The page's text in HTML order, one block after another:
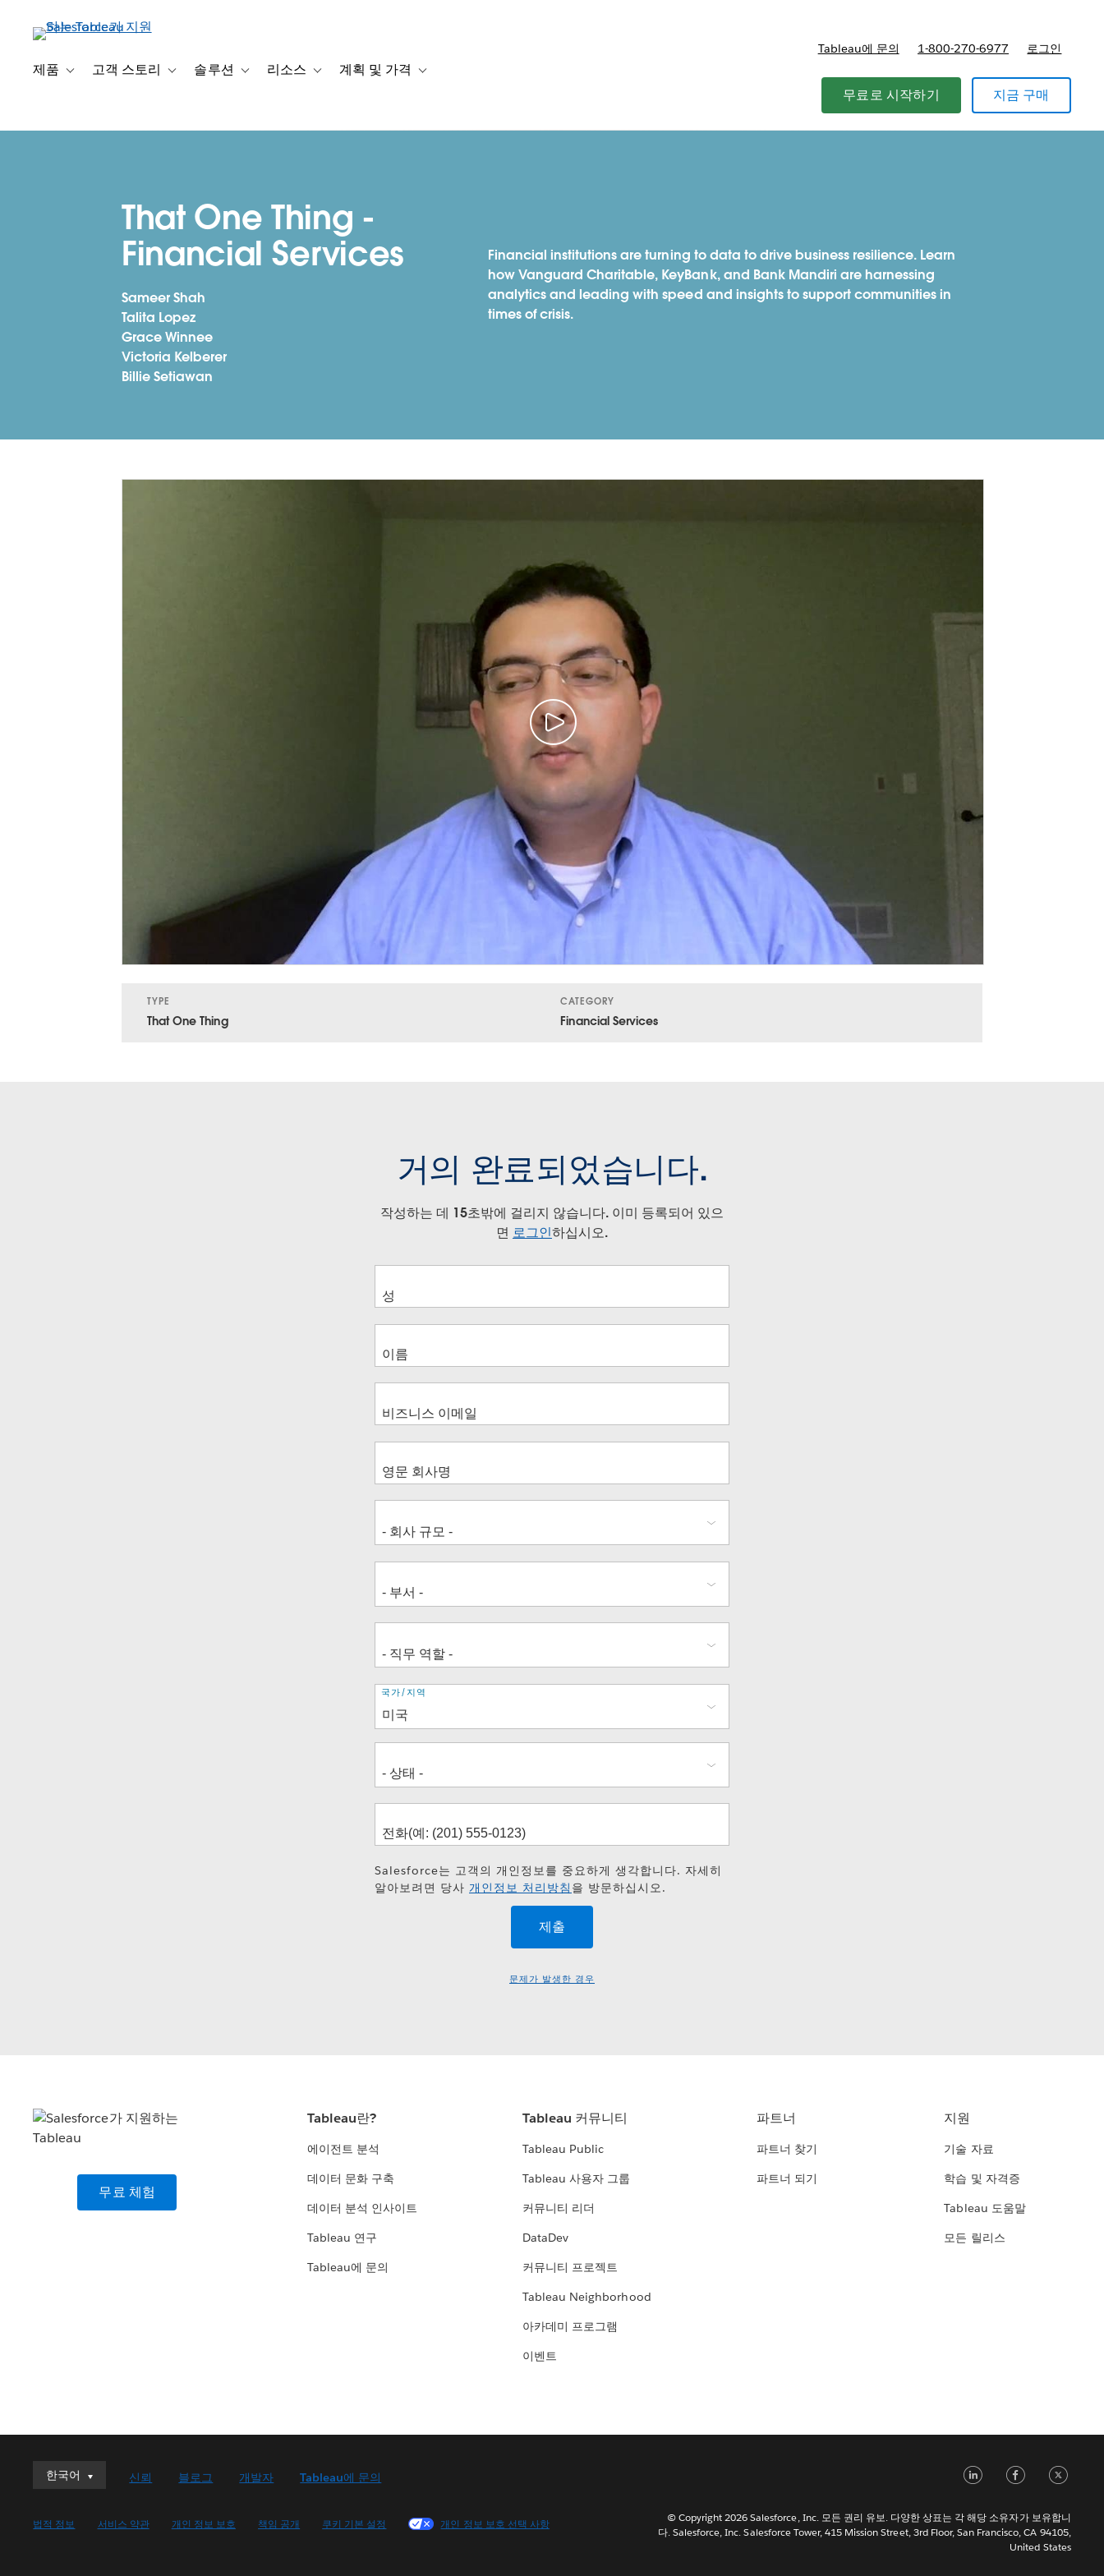
건
제품 Toggle sub-navigation for 제품
고객 스토리 Toggle sub-navigation for 고객 스토리
솔루션 Toggle sub-navigation for 솔루션
리소스 Toggle sub-navigation for 리소스
계획 및 가격 Toggle sub-navigation for 계획 및 가격
Tableau에 문의 1-800-270-6977 로그인
무료로 시작하기 지금 구매
That One Thing -
Financial Services
Sameer Shah
Talita Lopez
Grace Winnee
Victoria Kelberer
Billie Setiawan
Financial institutions are turning to data to drive business resilience. Learn
how Vanguard Charitable, KeyBank, and Bank Mandiri are harnessing
analytics and leading with speed and insights to support communities in
times of crisis.
TYPE
That One Thing
CATEGORY
Financial Services
거의 완료되었습니다.
작성하는 데 15초밖에 걸리지 않습니다. 이미 등록되어 있으
면 로그인하십시오.
주
소
국가/지역
Salesforce는 고객의 개인정보를 중요하게 생각합니다. 자세히
알아보려면 당사 개인정보 처리방침 을 방문하십시오.
문제가 발생한 경우
무료 체험
Tableau란?
에이전트 분석
데이터 문화 구축
데이터 분석 인사이트
Tableau 연구
Tableau에 문의
Tableau 커뮤니티
Tableau Public
Tableau 사용자 그룹
커뮤니티 리더
DataDev
커뮤니티 프로젝트
Tableau Neighborhood
아카데미 프로그램
이벤트
파트너
파트너 찾기
파트너 되기
지원
기술 자료
학습 및 자격증
Tableau 도움말
모든 릴리스
한국어
한국어
English (UK)
신뢰 블로그 개발자 Tableau에 문의
법적 정보 서비스 약관 개인 정보 보호 책임 공개 쿠키 기본 설정 개인 정보 보호 선택 사항
LinkedIn
© Copyright 2026 Salesforce, Inc. 모든 권리 유보. 다양한 상표는 각 해당 소유자가 보유합니
다. Salesforce, Inc. Salesforce Tower, 415 Mission Street, 3rd Floor, San Francisco, CA 94105,
United States